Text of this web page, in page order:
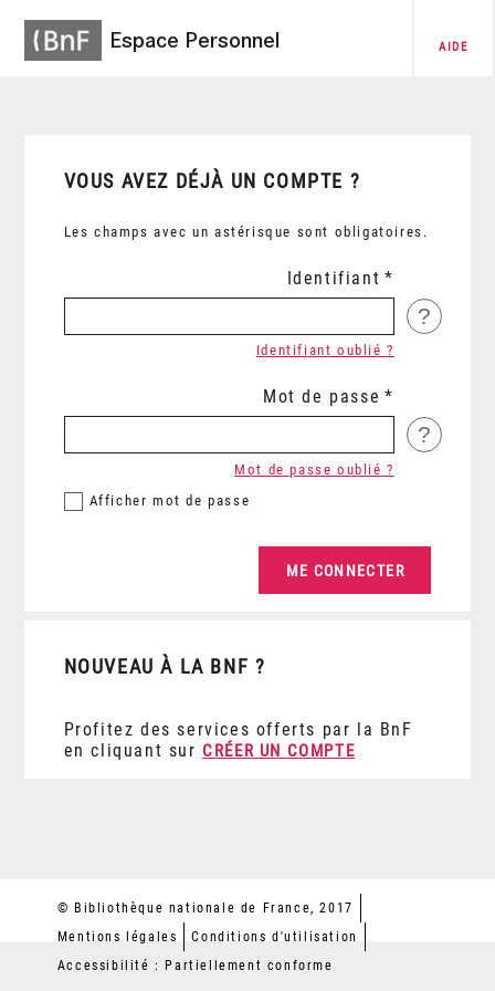
Espace Personnel AIDE
VOUS AVEZ DÉJÀ UN COMPTE ?
Les champs avec un astérisque sont obligatoires.
Identifiant
?
Identifiant oublié ?
Mot de passe
?
Afficher mot de passe
Mot de passe oublié ?
NOUVEAU À LA BNF ?
Profitez des services offerts par la BnF
en cliquant sur CRÉER UN COMPTE
© Bibliothèque nationale de France, 2017
Mentions légales
Conditions d'utilisation
Accessibilité : Partiellement conforme